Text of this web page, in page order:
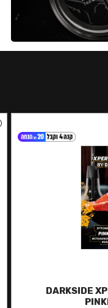
DARKSIDE